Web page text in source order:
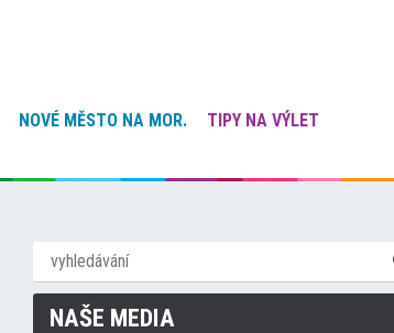
NOVÉ MĚSTO NA MOR.
TIPY NA VÝLET
NAŠE MEDIA